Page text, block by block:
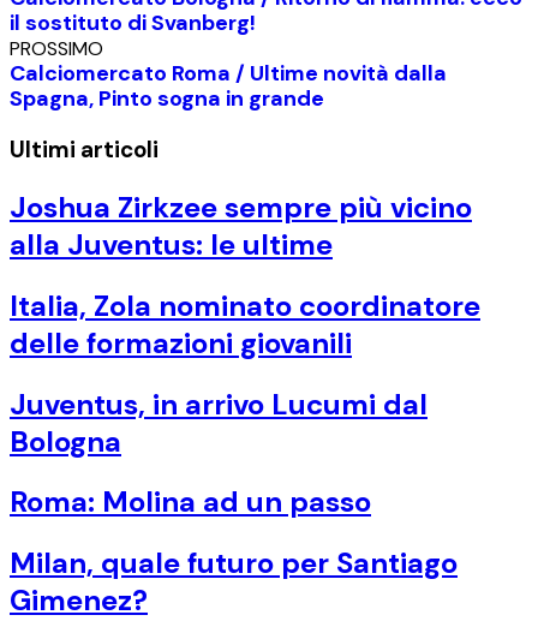
il sostituto di Svanberg!
PROSSIMO
Calciomercato Roma / Ultime novità dalla
Spagna, Pinto sogna in grande
Ultimi articoli
Joshua Zirkzee sempre più vicino
alla Juventus: le ultime
Italia, Zola nominato coordinatore
delle formazioni giovanili
Juventus, in arrivo Lucumi dal
Bologna
Roma: Molina ad un passo
Milan, quale futuro per Santiago
Gimenez?